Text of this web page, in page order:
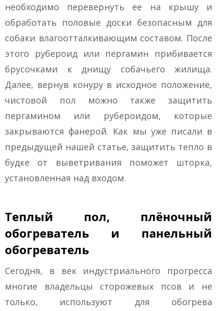
необходимо перевернуть ее на крышу и
обработать половые доски безопасным для
собаки влагоотталкивающим составом. После
этого рубероид или пергамин прибивается
брусочками к днищу собачьего жилища.
Далее, вернув конуру в исходное положение,
чистовой пол можно также защитить
пергамином или рубероидом, которые
закрываются фанерой. Как мы уже писали в
предыдущей нашей статье, защитить тепло в
будке от выветривания поможет шторка,
установленная над входом.
Теплый пол, плёночный
обогреватель и панельный
обогреватель
Сегодня, в век индустриального прогресса
многие владельцы сторожевых псов и не
только, используют для обогрева